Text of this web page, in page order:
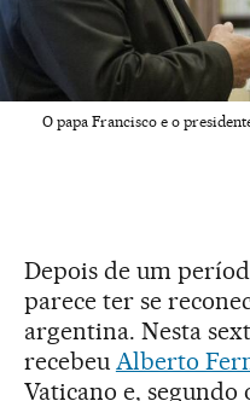
O papa Francisco e o
Depois de um
parece ter se
argentina. Nesta
recebeu Alberto
Vaticano e,